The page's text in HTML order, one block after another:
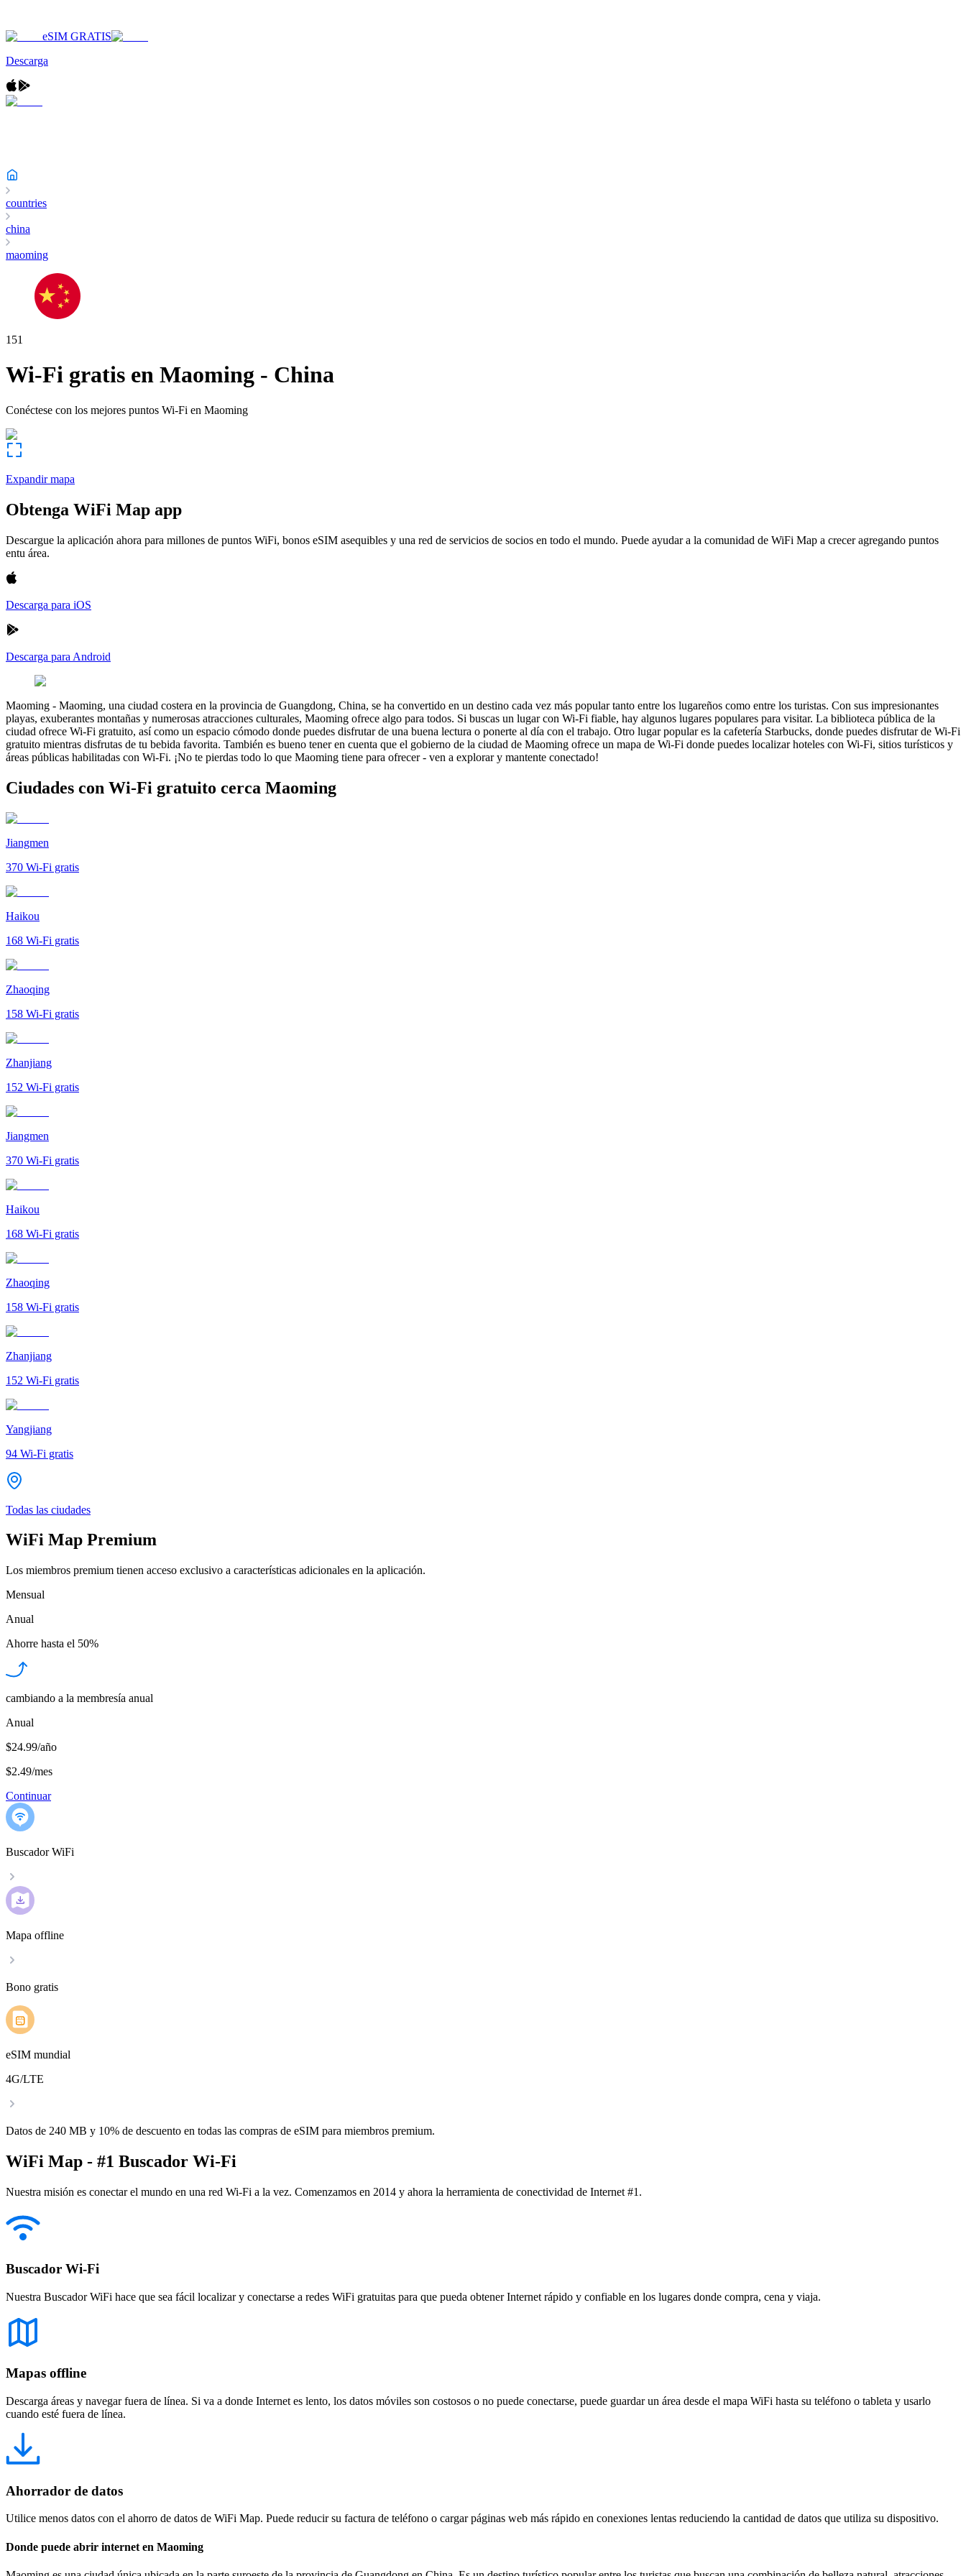
eSIM GRATIS
Descarga
countries
china
maoming
151
Wi-Fi gratis en Maoming - China
Conéctese con los mejores puntos Wi-Fi en Maoming
Expandir mapa
Obtenga WiFi Map app
Descargue la aplicación ahora para millones de puntos WiFi, bonos eSIM asequibles y una red de servicios de socios en todo el mundo. Puede ayudar a la comunidad de WiFi Map a crecer agregando puntos
entu área.
Descarga para iOS
Descarga para Android
Maoming - Maoming, una ciudad costera en la provincia de Guangdong, China, se ha convertido en un destino cada vez más popular tanto entre los lugareños como entre los turistas. Con sus impresionantes
playas, exuberantes montañas y numerosas atracciones culturales, Maoming ofrece algo para todos. Si buscas un lugar con Wi-Fi fiable, hay algunos lugares populares para visitar. La biblioteca pública de la
ciudad ofrece Wi-Fi gratuito, así como un espacio cómodo donde puedes disfrutar de una buena lectura o ponerte al día con el trabajo. Otro lugar popular es la cafetería Starbucks, donde puedes disfrutar de Wi-Fi
gratuito mientras disfrutas de tu bebida favorita. También es bueno tener en cuenta que el gobierno de la ciudad de Maoming ofrece un mapa de Wi-Fi donde puedes localizar hoteles con Wi-Fi, sitios turísticos y
áreas públicas habilitadas con Wi-Fi. ¡No te pierdas todo lo que Maoming tiene para ofrecer - ven a explorar y mantente conectado!
Ciudades con Wi-Fi gratuito cerca Maoming
Jiangmen
370 Wi-Fi gratis
Haikou
168 Wi-Fi gratis
Zhaoqing
158 Wi-Fi gratis
Zhanjiang
152 Wi-Fi gratis
Jiangmen
370 Wi-Fi gratis
Haikou
168 Wi-Fi gratis
Zhaoqing
158 Wi-Fi gratis
Zhanjiang
152 Wi-Fi gratis
Yangjiang
94 Wi-Fi gratis
Todas las ciudades
WiFi Map Premium
Los miembros premium tienen acceso exclusivo a características adicionales en la aplicación.
Mensual
Anual
Ahorre hasta el 50%
cambiando a la membresía anual
Anual
$24.99/año
$2.49/mes
Continuar
Buscador WiFi
Mapa offline
Bono gratis
eSIM mundial
4G/LTE
Datos de 240 MB y 10% de descuento en todas las compras de eSIM para miembros premium.
WiFi Map - #1 Buscador Wi-Fi
Nuestra misión es conectar el mundo en una red Wi-Fi a la vez. Comenzamos en 2014 y ahora la herramienta de conectividad de Internet #1.
Buscador Wi-Fi
Nuestra Buscador WiFi hace que sea fácil localizar y conectarse a redes WiFi gratuitas para que pueda obtener Internet rápido y confiable en los lugares donde compra, cena y viaja.
Mapas offline
Descarga áreas y navegar fuera de línea. Si va a donde Internet es lento, los datos móviles son costosos o no puede conectarse, puede guardar un área desde el mapa WiFi hasta su teléfono o tableta y usarlo
cuando esté fuera de línea.
Ahorrador de datos
Utilice menos datos con el ahorro de datos de WiFi Map. Puede reducir su factura de teléfono o cargar páginas web más rápido en conexiones lentas reduciendo la cantidad de datos que utiliza su dispositivo.
Donde puede abrir internet en Maoming